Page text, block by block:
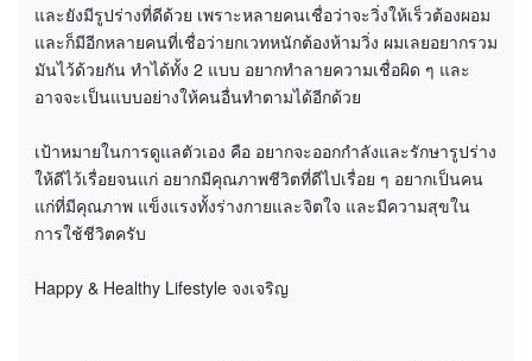
และยังมีรูปร่างที่ดีด้วย เพราะหลายคนเชื่อว่าจะวิ่งให้เร็วต้องผอม
และก็มีอีกหลายคนที่เชื่อว่ายกเวทหนักต้องห้ามวิ่ง ผมเลยอยากรวม
มันไว้ด้วยกัน ทำได้ทั้ง 2 แบบ อยากทำลายความเชื่อผิด ๆ และ
อาจจะเป็นแบบอย่างให้คนอื่นทำตามได้อีกด้วย
เป้าหมายในการดูแลตัวเอง คือ อยากจะออกกำลังและรักษารูปร่าง
ให้ดีไว้เรื่อยจนแก่ อยากมีคุณภาพชีวิตที่ดีไปเรื่อย ๆ อยากเป็นคน
แก่ที่มีคุณภาพ แข็งแรงทั้งร่างกายและจิตใจ และมีความสุขใน
การใช้ชีวิตครับ
Happy & Healthy Lifestyle จงเจริญ